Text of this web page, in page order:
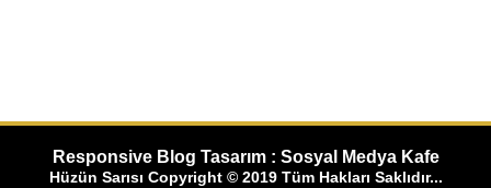
Responsive Blog Tasarım : Sosyal Medya Kafe
Hüzün Sarısı Copyright © 2019 Tüm Hakları Saklıdır...